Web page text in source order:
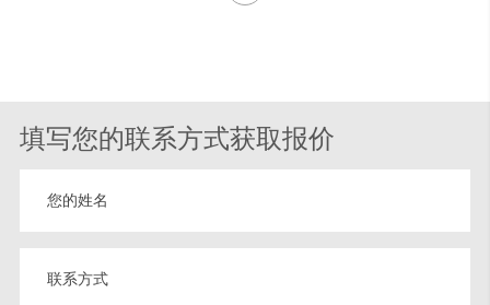
填写您的联系方式获取报价